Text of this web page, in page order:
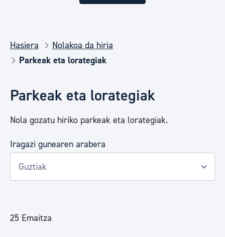
Hasiera
Nolakoa da hiria
Parkeak eta lorategiak
Parkeak eta lorategiak
Nola gozatu hiriko parkeak eta lorategiak.
Iragazi gunearen arabera
25 Emaitza